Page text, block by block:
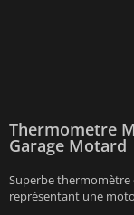
Thermometre
Garage Motard
Superbe thermomètre
représentant une